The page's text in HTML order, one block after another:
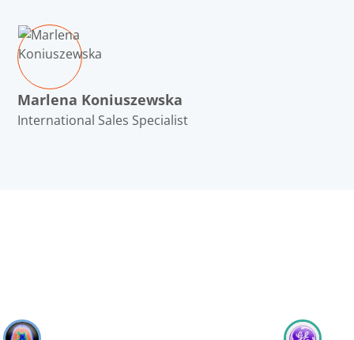
Marlena Koniuszewska
International Sales Specialist